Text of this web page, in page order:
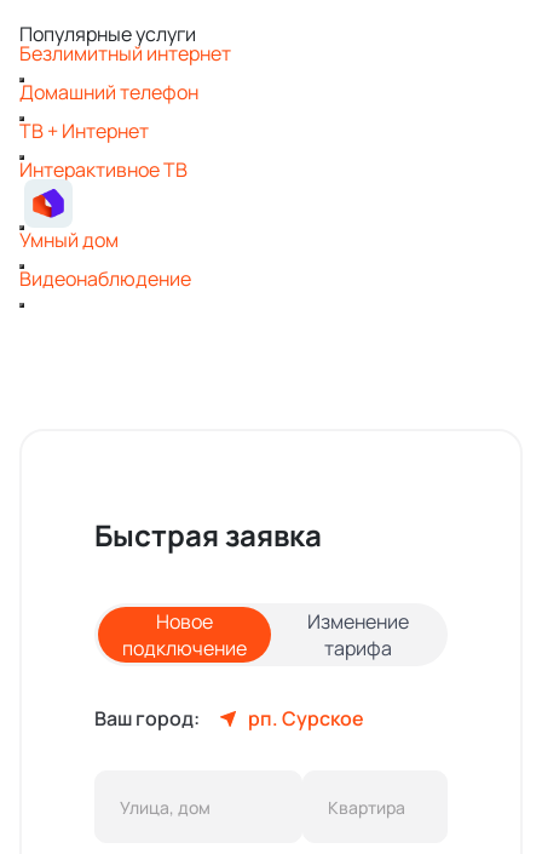
Популярные услуги
Безлимитный интернет
Домашний телефон
ТВ + Интернет
Интерактивное ТВ
Умный дом
Видеонаблюдение
Быстрая заявка
Новое
подключение
Изменение
тарифа
Ваш город: рп. Сурское